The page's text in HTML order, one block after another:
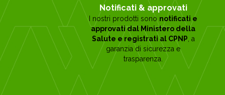
Notificati & approvati
I nostri prodotti sono notificati e
approvati dal Ministero della
Salute e registrati al CPNP , a
garanzia di sicurezza e
trasparenza.